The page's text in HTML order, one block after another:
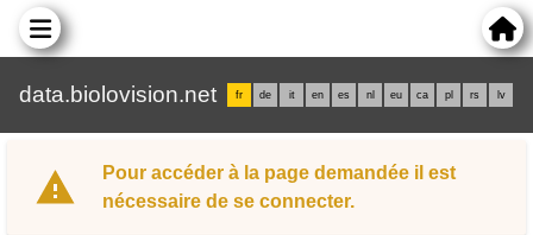
data.biolovision.net fr de it en es nl eu ca pl rs lv
Pour accéder à la page demandée il est
nécessaire de se connecter.